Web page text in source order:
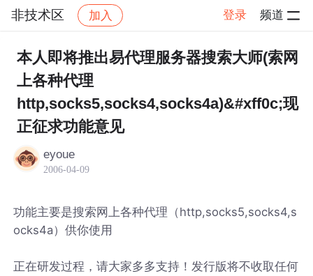
非技术区 加入 登录 频道
社区 非技术区 帖子详情
本人即将推出易代理服务器搜索大师(索网
上各种代理
http,socks5,socks4,socks4a)&#xff0c;现
正征求功能意见
eyoue
2006-04-09
功能主要是搜索网上各种代理（http,socks5,socks4,s
ocks4a）供你使用
正在研发过程，请大家多多支持！发行版将不收取任何